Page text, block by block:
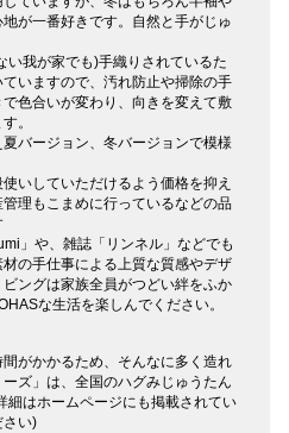
が一番好きです。自然と手がじゅ
い我が家でも)手織りされているた
いますので、汚れ防止や掃除の手
色合いが変わり、向きを変えて敷
。
バージョン、冬バージョンで模様
いしていただけるよう価格を抑え
理もこまめに行っているなどの品
」や、雑誌「リンネル」などでも
の手仕事による上質な質感やデザ
ングは家族全員がつどい絆をふか
な生活を楽しんでください。
がかかるため、そんなに多く造れ
ズ」は、全国のハグみじゅうたん
細はホームページにも掲載されてい
さい)